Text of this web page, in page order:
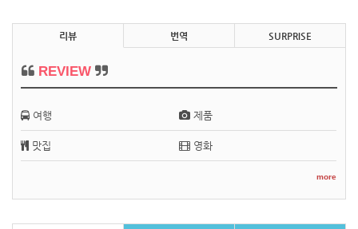
리뷰 번역 SURPRISE
REVIEW
여행 제품
맛집 영화
more